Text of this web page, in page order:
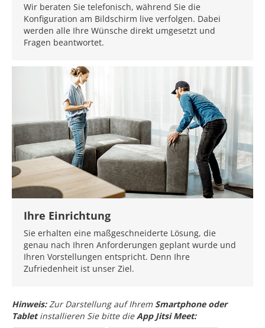
Wir beraten Sie telefonisch, während Sie die
Konfiguration am Bildschirm live verfolgen. Dabei
werden alle Ihre Wünsche direkt umgesetzt und
Fragen beantwortet.
Ihre Einrichtung
Sie erhalten eine maßgeschneiderte Lösung, die
genau nach Ihren Anforderungen geplant wurde und
Ihren Vorstellungen entspricht. Denn Ihre
Zufriedenheit ist unser Ziel.
Hinweis: Zur Darstellung auf Ihrem Smartphone oder
Tabletinstallieren Sie bitte dieApp Jitsi Meet: